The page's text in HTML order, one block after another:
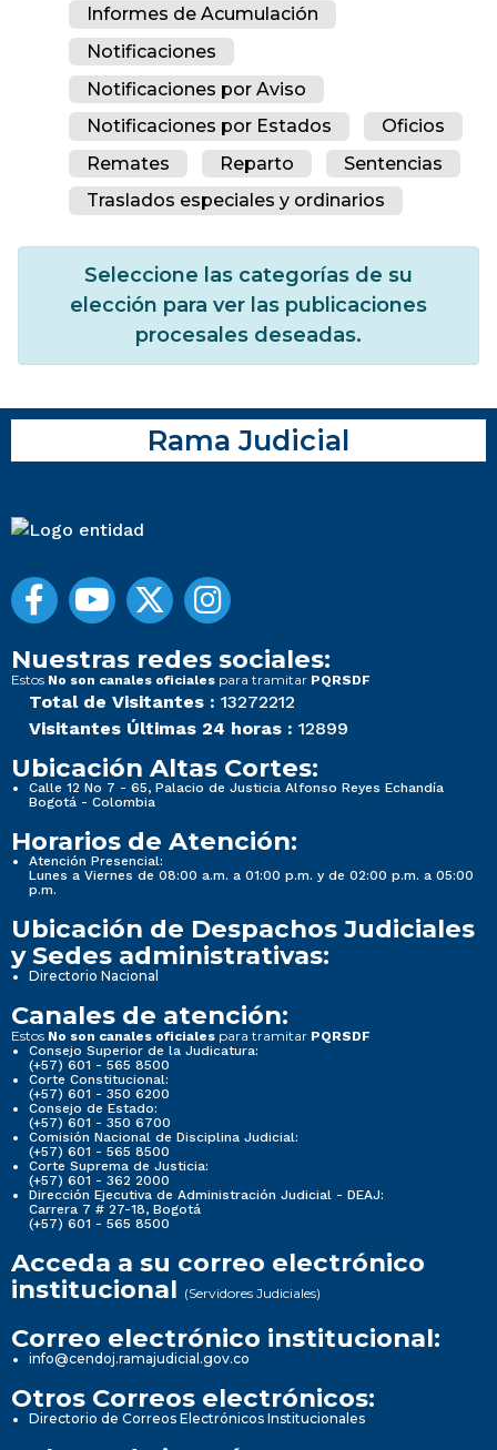
Informes de Acumulación
Notificaciones
Notificaciones por Aviso
Notificaciones por Estados
Oficios
Remates
Reparto
Sentencias
Traslados especiales y ordinarios
Seleccione las categorías de su
elección para ver las publicaciones
procesales deseadas.
Rama Judicial
Nuestras redes sociales:
Estos No son canales oficiales para tramitar PQRSDF
Total de Visitantes : 13272212
Visitantes Últimas 24 horas : 12899
Ubicación Altas Cortes:
Calle 12 No 7 - 65, Palacio de Justicia Alfonso Reyes Echandía
Bogotá - Colombia
Horarios de Atención:
Atención Presencial:
Lunes a Viernes de 08:00 a.m. a 01:00 p.m. y de 02:00 p.m. a 05:00
p.m.
Ubicación de Despachos Judiciales
y Sedes administrativas:
Directorio Nacional
Canales de atención:
Estos No son canales oficiales para tramitar PQRSDF
Consejo Superior de la Judicatura:
(+57) 601 - 565 8500
Corte Constitucional:
(+57) 601 - 350 6200
Consejo de Estado:
(+57) 601 - 350 6700
Comisión Nacional de Disciplina Judicial:
(+57) 601 - 565 8500
Corte Suprema de Justicia:
(+57) 601 - 362 2000
Dirección Ejecutiva de Administración Judicial - DEAJ:
Carrera 7 # 27-18, Bogotá
(+57) 601 - 565 8500
Acceda a su correo electrónico
institucional (Servidores Judiciales)
Correo electrónico institucional:
info@cendoj.ramajudicial.gov.co
Otros Correos electrónicos:
Directorio de Correos Electrónicos Institucionales